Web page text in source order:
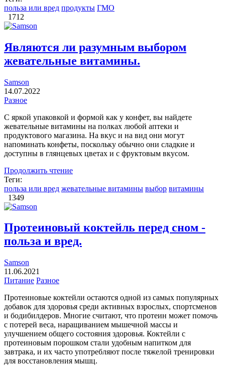
польза или вред продукты ГМО
1712
Являются ли разумным выбором
жевательные витамины.
Samson
14.07.2022
Разное
С яркой упаковкой и формой как у конфет, вы найдете
жевательные витамины на полках любой аптеки и
продуктового магазина. На вкус и на вид они могут
напоминать конфеты, поскольку обычно они сладкие и
доступны в глянцевых цветах и ​​с фруктовым вкусом.
Продолжить чтение
Теги:
польза или вред жевательные витамины выбор витамины
1349
Протеиновый коктейль перед сном -
польза и вред.
Samson
11.06.2021
Питание Разное
Протеиновые коктейли остаются одной из самых популярных
добавок для здоровья среди активных взрослых, спортсменов
и бодибилдеров. Многие считают, что протеин может помочь
с потерей веса, наращиванием мышечной массы и
улучшением общего состояния здоровья. Коктейли с
протеиновым порошком стали удобным напитком для
завтрака, и их часто употребляют после тяжелой тренировки
для восстановления мышц.